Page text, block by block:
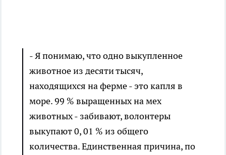
- Я понимаю, что одно выкупленное
животное из десяти тысяч,
находящихся на ферме - это капля в
море. 99 % выращенных на мех
животных - забивают, волонтеры
выкупают 0, 01 % из общего
количества. Единственная причина, по